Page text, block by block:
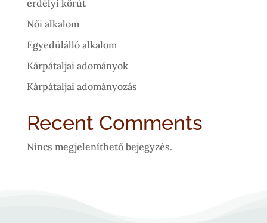
erdélyi körút
Női alkalom
Egyedülálló alkalom
Kárpátaljai adományok
Kárpátaljai adományozás
Recent Comments
Nincs megjeleníthető bejegyzés.